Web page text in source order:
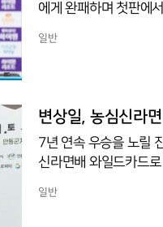
에게 완패하며 첫판에
스코어 0-3으로 무너
지고 있다. 지난 시즌
이
일반
변상일, 농심신라
7년 연속 우승을 노릴
신라면배 와일드카드
다.한국은 22회 대회
일반